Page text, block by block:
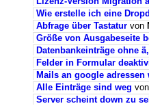
Wie erstelle ich eine
Abfrage über Tastatur von
Größe von Ausgabeseite
Datenbankeinträge ohne
Felder in Formular
Mails an google
Alle Einträge sind weg von
Server scheint down zu